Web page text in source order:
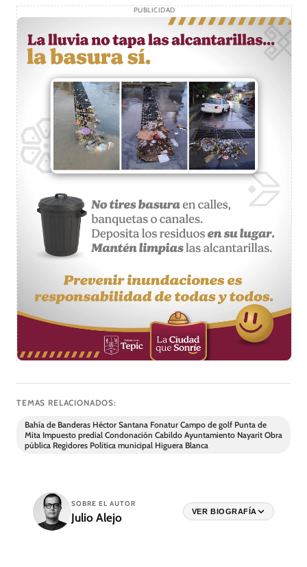
PUBLICIDAD
TEMAS RELACIONADOS:
Bahía de Banderas Héctor Santana Fonatur Campo de golf Punta de
Mita Impuesto predial Condonación Cabildo Ayuntamiento Nayarit Obra
pública Regidores Política municipal Higuera Blanca
SOBRE EL AUTOR
Julio Alejo VER BIOGRAFÍA